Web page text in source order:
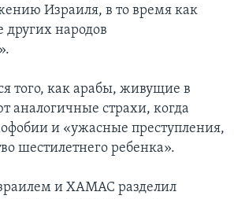
Израиля, в то время как
других народов
того, как арабы, живущие в
страхи, когда
и «ужасные преступления,
шестилетнего ребенка».
и ХАМАС разделил